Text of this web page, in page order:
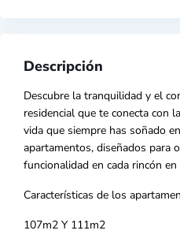
Descripción
Descubre la tranquilidad y el
residencial que te conecta con
vida que siempre has soñado en
apartamentos, diseñados para
funcionalidad en cada rincón
Características de los
107m2 Y 111m2